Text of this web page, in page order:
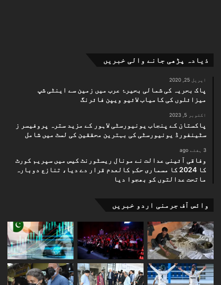
ذیادہ پڑھی جانے والی خبریں
اپریل 25, 2020
پاک بحریہ کی شمالی بحیرۂ عرب میں زمین سے اینٹی شپ
میزائلوں کی کامیاب لائیو ویپن فائرنگ
اکتوبر 5, 2023
پاکستان کے پنجاب یونیورسٹی لاہور کے مزید سترہ پروفیسر ز
سٹینفورڈ یونیورسٹی کی بہترین محققین کی لسٹ میں شامل
3 ہفتے ago
وفاقی آئینی عدالت نے مونال ریسٹورنٹ کیس میں سپریم کورٹ
کا 2024 کا مسماری حکم کالعدم قرار دے دیا، تنازع دوبارہ
ماتحت عدالتوں کو بھجوا دیا
وائس آف جرمنی اردو خبریں